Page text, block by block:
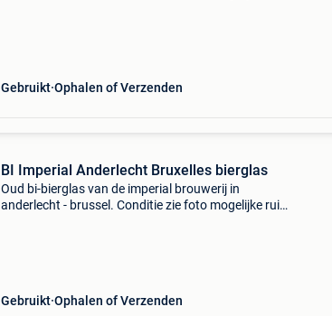
Gebruikt Ophalen of Verzenden
BI Imperial Anderlecht Bruxelles bierglas
Oud bi-bierglas van de imperial brouwerij in
anderlecht - brussel. Conditie zie foto mogelijke ruil
Gebruikt Ophalen of Verzenden